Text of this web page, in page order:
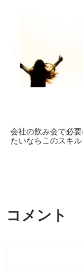
会社の飲み会で必
たいならこのスキル
コメント